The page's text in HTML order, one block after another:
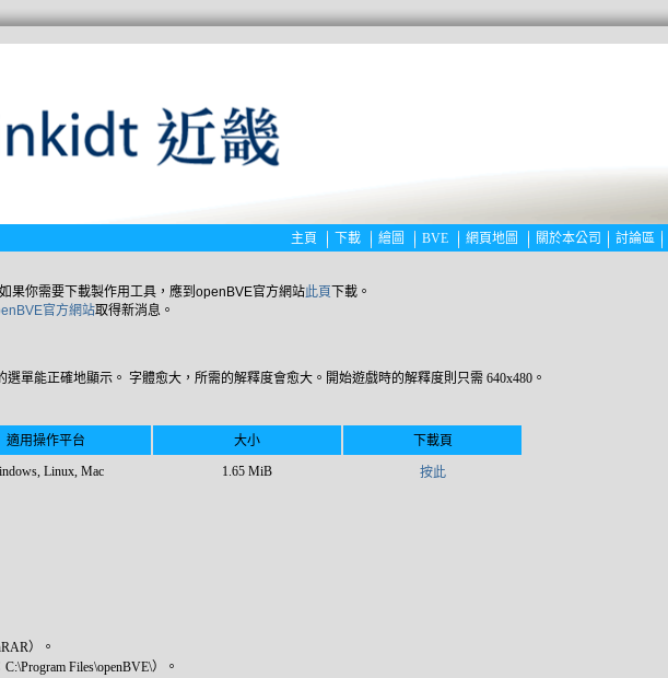
主頁 下載 繪圖 BVE 網頁地圖 關於本公司 討論區
果你需要下載製作用工具，應到openBVE官方網站此頁 下載。
官方網站取得新消息。
選單能正確地顯示。 字體愈大，所需的解釋度會愈大。開始遊戲時的解釋度則只需 640x480。
適用操作平台 大小 下載頁
Linux, Mac 1.65 MiB 按此
）。
Files\openBVE\）。